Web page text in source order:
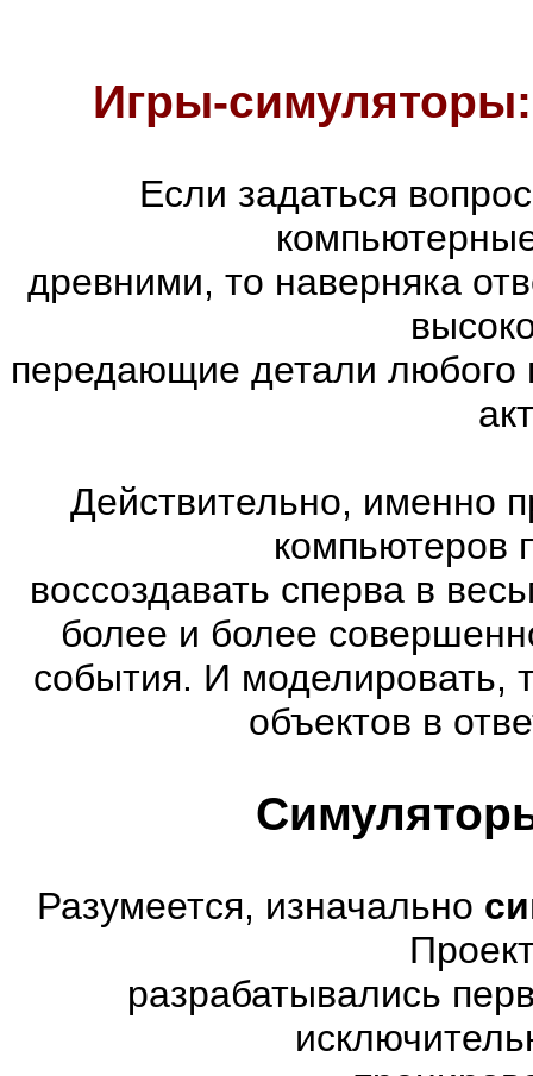
Игры-
Если задаться
древними, то наверняка
передающие детали любого
Действительно, именно
компьютеров
воссоздавать сперва в
более и более
события. И моделировать,
объектов в
Разумеется, изначально
разрабатывались